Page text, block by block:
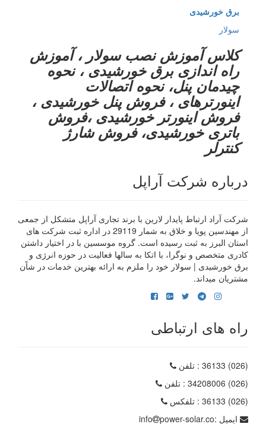
برق خورشیدی
سولار
کلاس آموزش نصب سولار ، آموزش
راه اندازی برق خورشیدی ، نحوه
چیدمان پنل، نحوه اتصالات
اینورترهای ، فروش پنل خورشیدی ،
فروش اینورتر خورشیدی ،فروش
باتری خورشیدی، فروش شارژ
کنترلر
درباره شرکت آراپل
شرکت آراد ارتباط پایدار لارین با برند تجاری آراپل متشکل از جمعی
از مهندسین پویا و خلاق به شمار 29119 در اداره ثبت شرکت های
استان البرز به ثبت رسیده است. گروه موسسین با در اختیار داشتن
کادری متخصص و نوگرا، با اتکا به سالها فعالیت در حوزه انرژی و
برق خورشیدی | سولار خود را ملزم به ارائه بهترین خدمات در شاًن
مشتریان میداند.
راه های ارتباطی
(026) 36133
: تلفن
(026) 34208006
: تلفن
(026) 36133
: تلفکس
ایمیل :
info power-solar.co